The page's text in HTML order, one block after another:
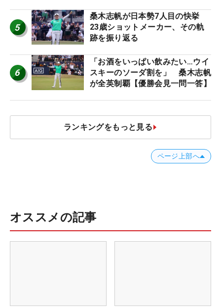
5
桑木志帆が日本勢7人目の快挙
23歳ショットメーカー、その軌
跡を振り返る
6
「お酒をいっぱい飲みたい…ウイ
スキーのソーダ割を」 桑木志帆
が全英制覇【優勝会見一問一答】
ランキングをもっと見る
ページ上部へ
オススメの記事